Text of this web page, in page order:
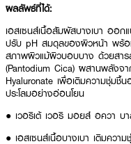
ผลลัพธ์ที่ได้:
เอสเซนส์เนื้อสัมผัสบางเบา ออก
ปรับ pH สมดุลของผิวหน้า พร้อ
สภาพผิวแม้ผิวบอบบาง ด้วยสาร
(Pantodium Cica) ผสานพลังจ
Hyaluronate เพื่อเติมความชุ่มชื้
ประโลมอย่างอ่อนโยน
● เวอริเต้ เวอริ มอยส์ อควา บ
● เอสเซนส์เนื้อบางเบา เติมความ